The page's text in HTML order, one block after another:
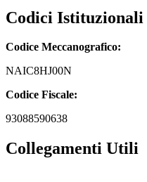
Codici Istituzionali
Codice Meccanografico:
NAIC8HJ00N
Codice Fiscale:
93088590638
Collegamenti Utili